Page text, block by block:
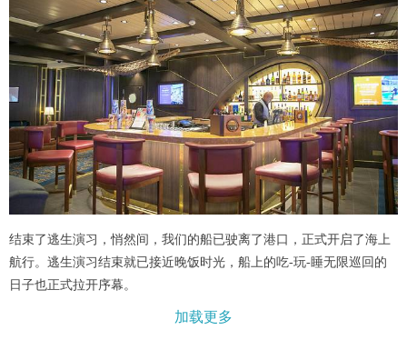
结束了逃生演习，悄然间，我们的船已驶离了港口，正式开启了海上
航行。逃生演习结束就已接近晚饭时光，船上的吃-玩-睡无限巡回的
日子也正式拉开序幕。
加载更多